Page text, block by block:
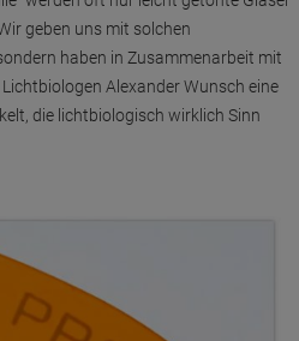
geben uns mit solchen
haben in Zusammenarbeit mit
Alexander Wunsch eine
die lichtbiologisch wirklich Sinn